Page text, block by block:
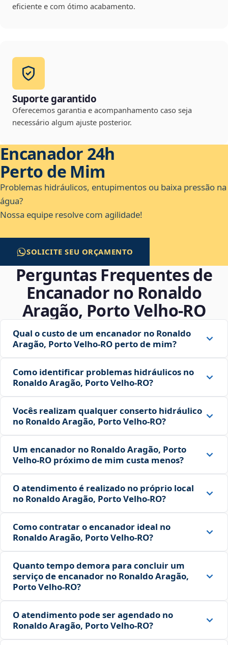
eficiente e com ótimo acabamento.
Suporte garantido
Oferecemos garantia e acompanhamento caso seja
necessário algum ajuste posterior.
Encanador 24h
Perto de Mim
Problemas hidráulicos, entupimentos ou baixa pressão na
água?
Nossa equipe resolve com agilidade!
SOLICITE SEU ORÇAMENTO
Perguntas Frequentes de
Encanador no Ronaldo
Aragão, Porto Velho‑RO
Qual o custo de um encanador no Ronaldo
Aragão, Porto Velho‑RO perto de mim?
Como identificar problemas hidráulicos no
Ronaldo Aragão, Porto Velho‑RO?
Vocês realizam qualquer conserto hidráulico
no Ronaldo Aragão, Porto Velho‑RO?
Um encanador no Ronaldo Aragão, Porto
Velho‑RO próximo de mim custa menos?
O atendimento é realizado no próprio local
no Ronaldo Aragão, Porto Velho‑RO?
Como contratar o encanador ideal no
Ronaldo Aragão, Porto Velho‑RO?
Quanto tempo demora para concluir um
serviço de encanador no Ronaldo Aragão,
Porto Velho‑RO?
O atendimento pode ser agendado no
Ronaldo Aragão, Porto Velho‑RO?